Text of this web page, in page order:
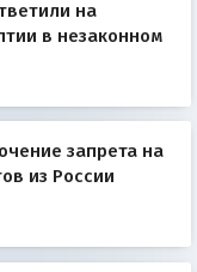
на
в незаконном
запрета на
из России